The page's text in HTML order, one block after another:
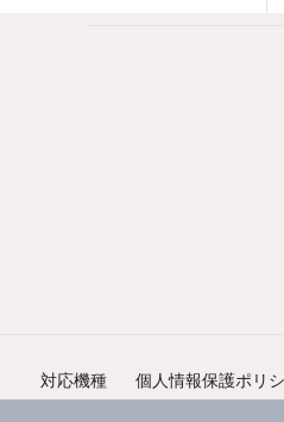
対応機種 個人情報保護ポリ